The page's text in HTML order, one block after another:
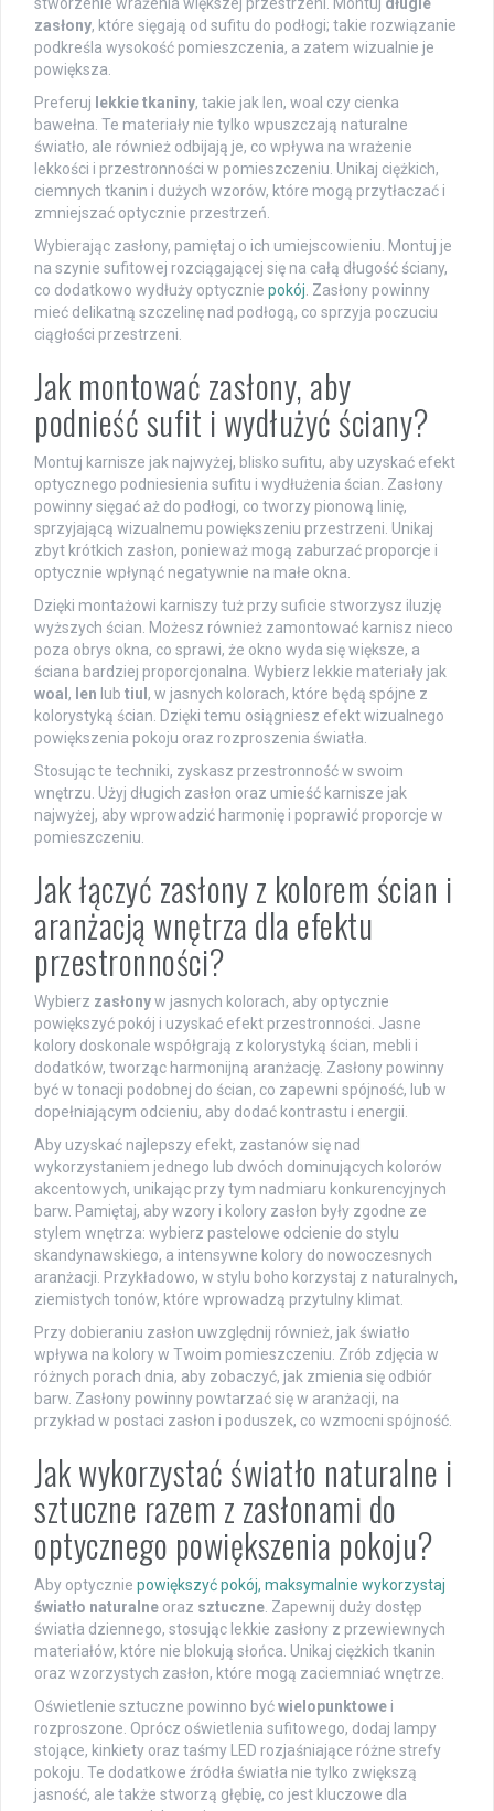
stworzenie wrażenia większej przestrzeni. Montuj długie
zasłony, które sięgają od sufitu do podłogi; takie rozwiązanie
podkreśla wysokość pomieszczenia, a zatem wizualnie je
powiększa.
Preferuj lekkie tkaniny, takie jak len, woal czy cienka
bawełna. Te materiały nie tylko wpuszczają naturalne
światło, ale również odbijają je, co wpływa na wrażenie
lekkości i przestronności w pomieszczeniu. Unikaj ciężkich,
ciemnych tkanin i dużych wzorów, które mogą przytłaczać i
zmniejszać optycznie przestrzeń.
Wybierając zasłony, pamiętaj o ich umiejscowieniu. Montuj je
na szynie sufitowej rozciągającej się na całą długość ściany,
co dodatkowo wydłuży optycznie pokój. Zasłony powinny
mieć delikatną szczelinę nad podłogą, co sprzyja poczuciu
ciągłości przestrzeni.
Jak montować zasłony, aby
podnieść sufit i wydłużyć ściany?
Montuj karnisze jak najwyżej, blisko sufitu, aby uzyskać efekt
optycznego podniesienia sufitu i wydłużenia ścian. Zasłony
powinny sięgać aż do podłogi, co tworzy pionową linię,
sprzyjającą wizualnemu powiększeniu przestrzeni. Unikaj
zbyt krótkich zasłon, ponieważ mogą zaburzać proporcje i
optycznie wpłynąć negatywnie na małe okna.
Dzięki montażowi karniszy tuż przy suficie stworzysz iluzję
wyższych ścian. Możesz również zamontować karnisz nieco
poza obrys okna, co sprawi, że okno wyda się większe, a
ściana bardziej proporcjonalna. Wybierz lekkie materiały jak
woal , len lub tiul , w jasnych kolorach, które będą spójne z
kolorystyką ścian. Dzięki temu osiągniesz efekt wizualnego
powiększenia pokoju oraz rozproszenia światła.
Stosując te techniki, zyskasz przestronność w swoim
wnętrzu. Użyj długich zasłon oraz umieść karnisze jak
najwyżej, aby wprowadzić harmonię i poprawić proporcje w
pomieszczeniu.
Jak łączyć zasłony z kolorem ścian i
aranżacją wnętrza dla efektu
przestronności?
Wybierz zasłonyw jasnych kolorach, aby optycznie
powiększyć pokój i uzyskać efekt przestronności. Jasne
kolory doskonale współgrają z kolorystyką ścian, mebli i
dodatków, tworząc harmonijną aranżację. Zasłony powinny
być w tonacji podobnej do ścian, co zapewni spójność, lub w
dopełniającym odcieniu, aby dodać kontrastu i energii.
Aby uzyskać najlepszy efekt, zastanów się nad
wykorzystaniem jednego lub dwóch dominujących kolorów
akcentowych, unikając przy tym nadmiaru konkurencyjnych
barw. Pamiętaj, aby wzory i kolory zasłon były zgodne ze
stylem wnętrza: wybierz pastelowe odcienie do stylu
skandynawskiego, a intensywne kolory do nowoczesnych
aranżacji. Przykładowo, w stylu boho korzystaj z naturalnych,
ziemistych tonów, które wprowadzą przytulny klimat.
Przy dobieraniu zasłon uwzględnij również, jak światło
wpływa na kolory w Twoim pomieszczeniu. Zrób zdjęcia w
różnych porach dnia, aby zobaczyć, jak zmienia się odbiór
barw. Zasłony powinny powtarzać się w aranżacji, na
przykład w postaci zasłon i poduszek, co wzmocni spójność.
Jak wykorzystać światło naturalne i
sztuczne razem z zasłonami do
optycznego powiększenia pokoju?
Aby optycznie powiększyć pokój, maksymalnie wykorzystaj
światło naturalne oraz sztuczne. Zapewnij duży dostęp
światła dziennego, stosując lekkie zasłony z przewiewnych
materiałów, które nie blokują słońca. Unikaj ciężkich tkanin
oraz wzorzystych zasłon, które mogą zaciemniać wnętrze.
Oświetlenie sztuczne powinno byćwielopunktowe i
rozproszone. Oprócz oświetlenia sufitowego, dodaj lampy
stojące, kinkiety oraz taśmy LED rozjaśniające różne strefy
pokoju. Te dodatkowe źródła światła nie tylko zwiększą
jasność, ale także stworzą głębię, co jest kluczowe dla